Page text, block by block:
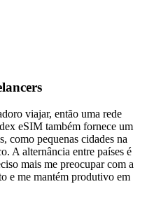
viajar, então uma rede
eSIM também fornece um
como pequenas cidades na
A alternância entre países é
mais me preocupar com a
e me mantém produtivo em